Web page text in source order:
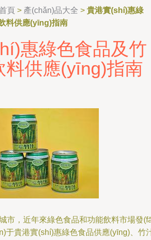
頁 > 產(chǎn)品大全 > 貴港實(shí)惠綠
料供應(yīng)指南
惠綠色食品及竹
料供應(yīng)指南
市，近年來綠色食品和功能飲料市場發
于貴港實(shí)惠綠色食品供應(yīng)、竹